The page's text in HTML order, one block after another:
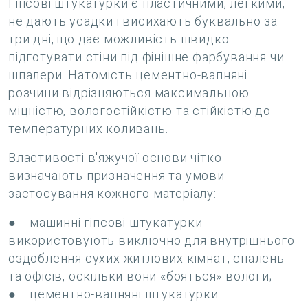
Гіпсові штукатурки є пластичними, легкими,
не дають усадки і висихають буквально за
три дні, що дає можливість швидко
підготувати стіни під фінішне фарбування чи
шпалери. Натомість цементно-вапняні
розчини відрізняються максимальною
міцністю, вологостійкістю та стійкістю до
температурних коливань.
Властивості в'яжучої основи чітко
визначають призначення та умови
застосування кожного матеріалу:
● машинні гіпсові штукатурки
використовують виключно для внутрішнього
оздоблення сухих житлових кімнат, спалень
та офісів, оскільки вони «бояться» вологи;
● цементно-вапняні штукатурки